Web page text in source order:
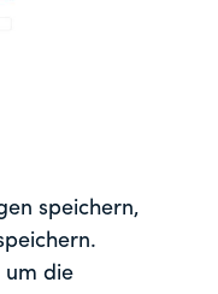
speichern,
um die